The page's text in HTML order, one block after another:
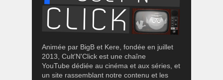
Animée par BigB et Kere, fondée en juillet
2013, Cult'N'Click est une chaîne
YouTube dédiée au cinéma et aux séries, et
un site rassemblant notre contenu et les